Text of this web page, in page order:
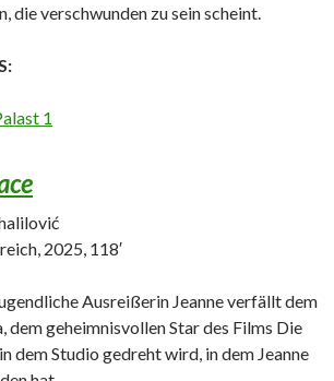
die verschwunden zu sein scheint.
1
2025, 118′
Ausreißerin Jeanne verfällt dem
dem geheimnisvollen Star des Films Die
dem Studio gedreht wird, in dem Jeanne